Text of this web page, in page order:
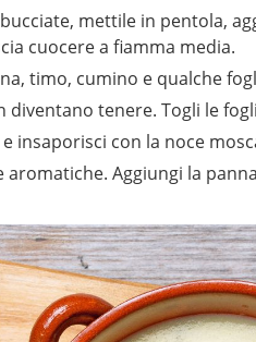
mettile in pentola,
cuocere a fiamma media.
timo, cumino e qualche
diventano tenere. Togli le
insaporisci con la noce
Aggiungi la